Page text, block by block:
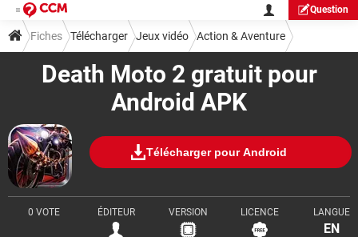
Question
Death Moto 2 gratuit pour
Android APK
Télécharger pour Android
0 VOTE ÉDITEUR VERSION LICENCE LANGUE
EN
Fiches Télécharger Jeux vidéo Action & Aventure